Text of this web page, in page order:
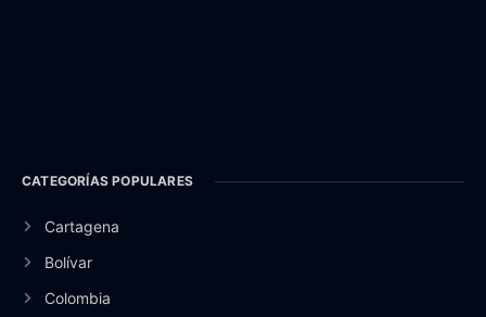
CATEGORÍAS POPULARES
Cartagena
Bolívar
Colombia